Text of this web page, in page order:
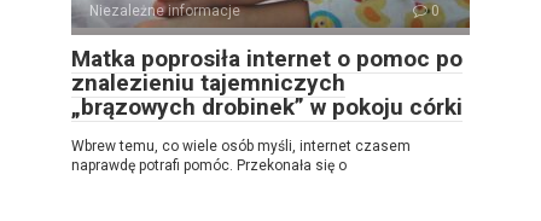
Niezależne informacje 0
Matka poprosiła internet o pomoc po
znalezieniu tajemniczych
„brązowych drobinek” w pokoju córki
Wbrew temu, co wiele osób myśli, internet czasem
naprawdę potrafi pomóc. Przekonała się o